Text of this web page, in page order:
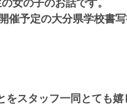
女の子のお話です。
催予定の大分県学校書
スタッフ一同とても嬉